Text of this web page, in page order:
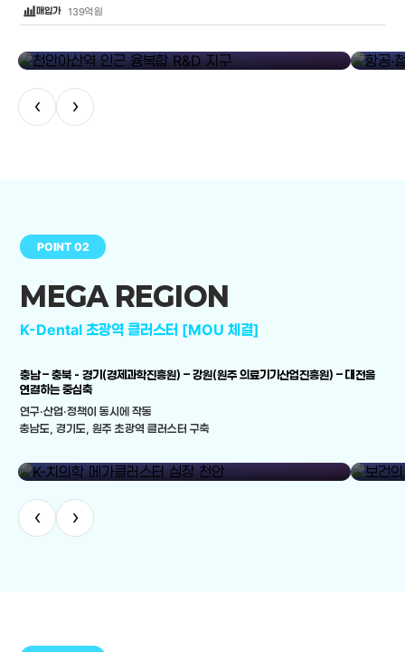
bar_chart_4_bars매입가 139억원
‹ ›
POINT 02
MEGA REGION
K-Dental 초광역 클러스터 [MOU 체결]
충남 – 충북 - 경기(경제과학진흥원) – 강원(원주 의료기기산업진흥원) – 대전을
연결하는 중심축
연구·산업·정책이 동시에 작동
충남도, 경기도, 원주 초광역 클러스터 구축
‹ ›